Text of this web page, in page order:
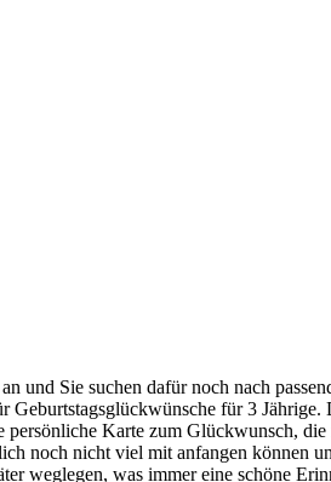
und Sie suchen dafür noch nach
für 3
Karte zum Glückwunsch,
noch nicht viel mit anfangen können
weglegen, was immer eine schöne